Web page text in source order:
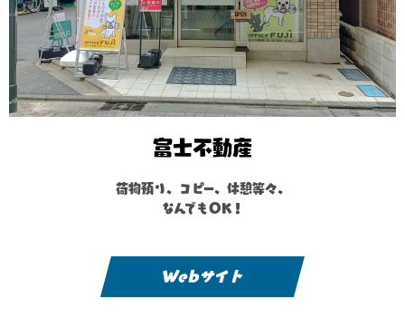
富士不動産
荷物預り、コピー、休憩等々、
なんでもOK！
Webサイト